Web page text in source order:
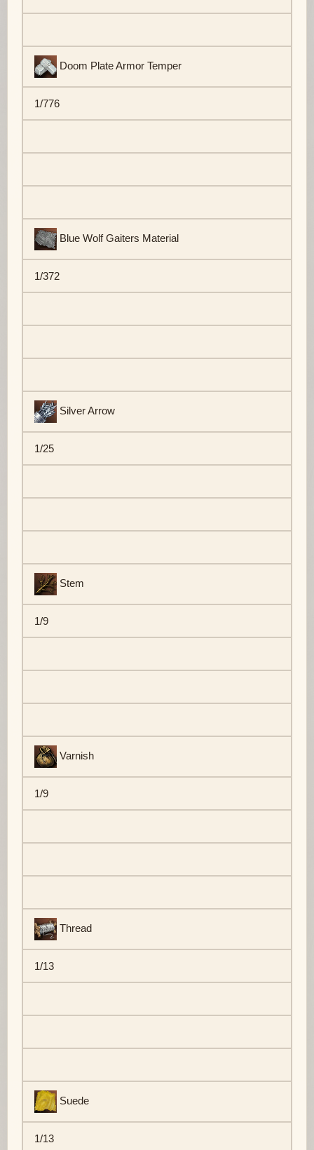
Doom Plate Armor Temper
1/776
Blue Wolf Gaiters Material
1/372
Silver Arrow
1/25
Stem
1/9
Varnish
1/9
Thread
1/13
Suede
1/13